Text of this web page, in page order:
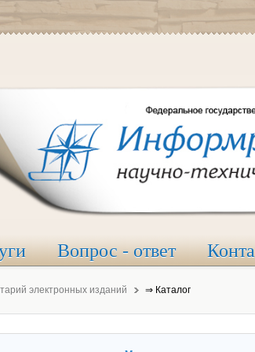
Вопрос - ответ
электронных изданий ⇒ Каталог